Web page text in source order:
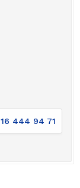
444 94 71